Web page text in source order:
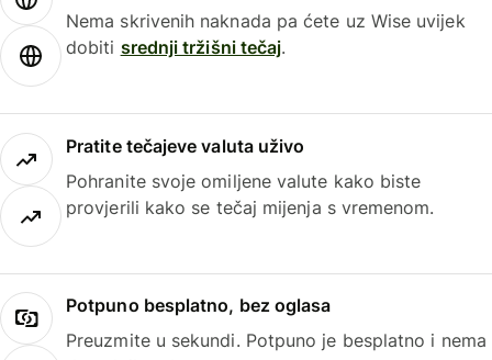
Nema skrivenih naknada pa ćete uz Wise uvijek
dobiti srednji tržišni tečaj.
Pratite tečajeve valuta uživo
Pohranite svoje omiljene valute kako biste
provjerili kako se tečaj mijenja s vremenom.
Potpuno besplatno, bez oglasa
Preuzmite u sekundi. Potpuno je besplatno i nema